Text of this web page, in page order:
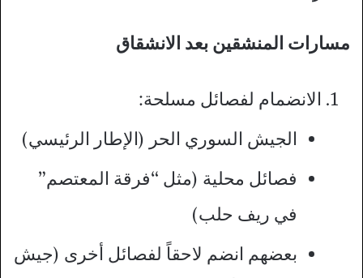
مسارات المنشقين بعد الانشقاق
الانضمام لفصائل مسلحة:
الجيش السوري الحر (الإطار الرئيسي)
فصائل محلية (مثل “فرقة المعتصم”
في ريف حلب)
بعضهم انضم لاحقاً لفصائل أخرى (جيش